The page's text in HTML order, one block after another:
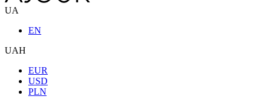
UA
EN
UAH
EUR
USD
PLN